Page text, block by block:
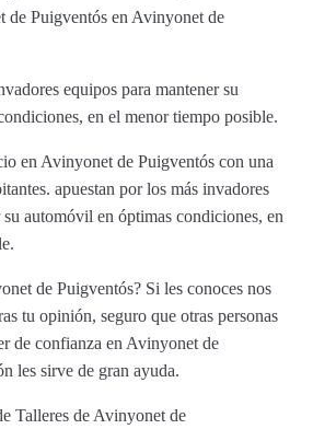
de Puigventós en Avinyonet de
equipos para mantener su
en el menor tiempo posible.
en Avinyonet de Puigventós con una
apuestan por los más invadores
automóvil en óptimas condiciones, en
de Puigventós? Si les conoces nos
tu opinión, seguro que otras personas
de confianza en Avinyonet de
les sirve de gran ayuda.
Talleres de Avinyonet de